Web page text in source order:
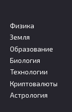
Физика
Земля
Образование
Биология
Технологии
Криптовалюты
Астрология